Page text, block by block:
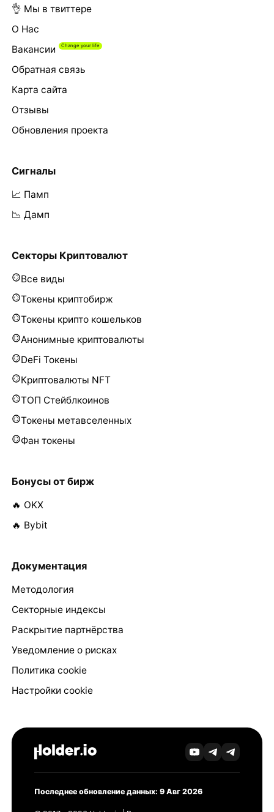
👌 Мы в твиттере
О Нас
Вакансии
Обратная связь
Карта сайта
Отзывы
Обновления проекта
Сигналы
📈 Памп
📉 Дамп
Секторы Криптовалют
Все виды
Токены криптобирж
Токены крипто кошельков
Анонимные криптовалюты
DeFi Токены
Криптовалюты NFT
ТОП Стейблкоинов
Токены метавселенных
Фан токены
Бонусы от бирж
🔥 OKX
🔥 Bybit
Документация
Методология
Секторные индексы
Раскрытие партнёрства
Уведомление о рисках
Политика cookie
Настройки cookie
Последнее обновление данных: 9 Авг 2026